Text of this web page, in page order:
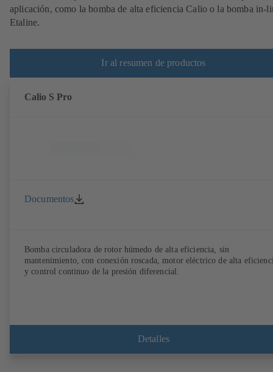
aplicación, como la bomba de alta eficiencia Calio o la bomba in-
Etaline.
Ir al resumen de productos
Calio S Pro
Documentos
Bomba circuladora de rotor húmedo de alta eficiencia, sin
mantenimiento, con conexión roscada, motor eléctrico de alta
y control continuo de la presión diferencial.
Detalles